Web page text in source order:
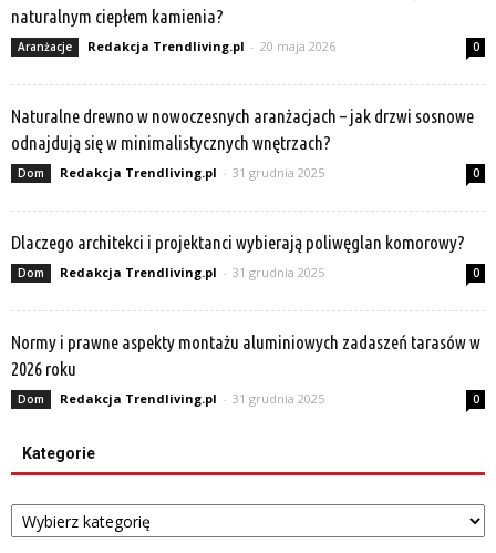
naturalnym ciepłem kamienia?
Aranżacje Redakcja Trendliving.pl - 20 maja 2026 0
Naturalne drewno w nowoczesnych aranżacjach – jak drzwi sosnowe
odnajdują się w minimalistycznych wnętrzach?
Dom Redakcja Trendliving.pl - 31 grudnia 2025 0
Dlaczego architekci i projektanci wybierają poliwęglan komorowy?
Dom Redakcja Trendliving.pl - 31 grudnia 2025 0
Normy i prawne aspekty montażu aluminiowych zadaszeń tarasów w
2026 roku
Dom Redakcja Trendliving.pl - 31 grudnia 2025 0
Kategorie
Kategorie